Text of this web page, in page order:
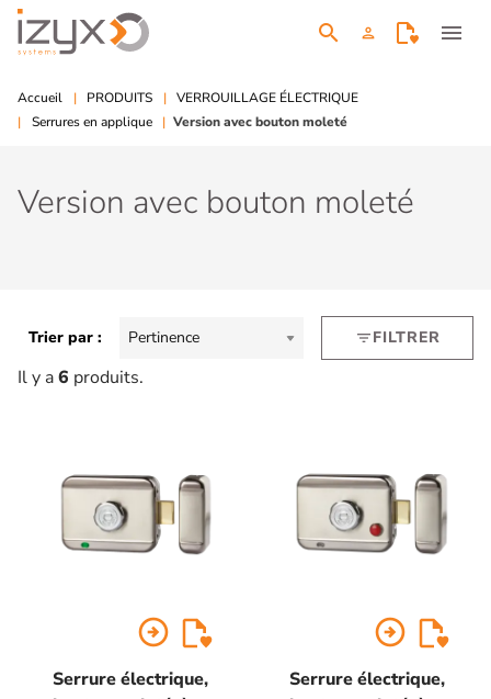
search person menu
Accueil PRODUITS
VERROUILLAGE ÉLECTRIQUE
Serrures en applique
Version avec bouton moleté
Version avec bouton moleté
Il y a6 produits.
Trier par : Pertinence filter_listFILTRER
arrow_circle_right
Serrure électrique,
arrow_circle_right
Serrure électrique,